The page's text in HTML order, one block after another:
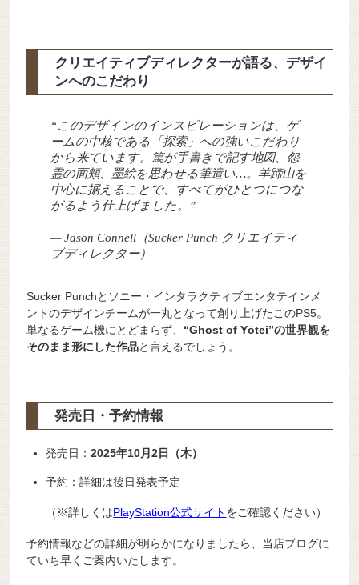
クリエイティブディレクターが語る、デザイ
ンへのこだわり
“このデザインのインスピレーションは、ゲ
ームの中核である「探索」への強いこだわり
から来ています。篤が手書きで記す地図、怨
霊の面頬、墨絵を思わせる筆遣い…。羊蹄山を
中心に据えることで、すべてがひとつにつな
がるよう仕上げました。”
— Jason Connell（Sucker Punch クリエイティ
ブディレクター）
Sucker Punchとソニー・インタラクティブエンタテインメ
ントのデザインチームが一丸となって創り上げたこのPS5。
単なるゲーム機にとどまらず、 “Ghost of Yōtei”の世界観を
そのまま形にした作品と言えるでしょう。
発売日・予約情報
発売日：2025年10月2日（木）
予約：詳細は後日発表予定
（※詳しくはPlayStation公式サイト をご確認ください）
予約情報などの詳細が明らかになりましたら、当店ブログに
ていち早くご案内いたします。